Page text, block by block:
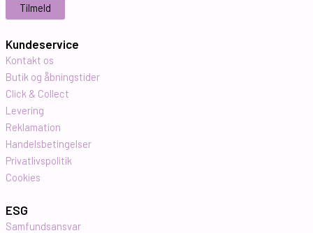
Kundeservice
Kontakt os
Butik og åbningstider
Click & Collect
Levering
Reklamation
Handelsbetingelser
Privatlivspolitik
Cookies
ESG
Samfundsansvar